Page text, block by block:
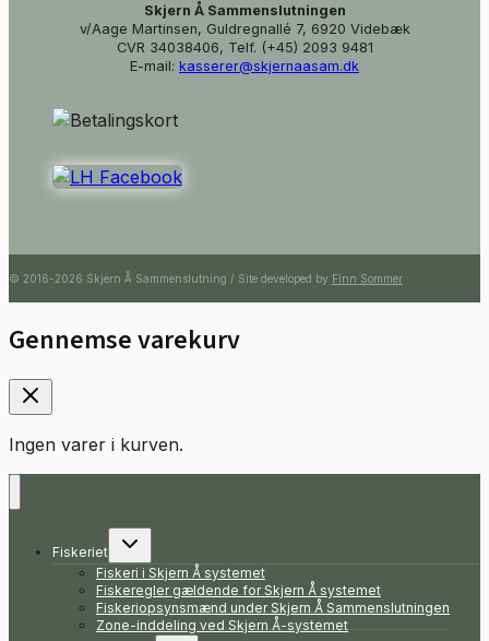
Skjern Å Sammenslutningen
v/Aage Martinsen, Guldregnallé 7, 6920 Videbæk
CVR 34038406, Telf. (+45) 2093 9481
E-mail: kasserer@skjernaasam.dk
© 2016-2026 Skjern Å Sammenslutning / Site developed by Finn Sommer
Gennemse varekurv
Ingen varer i kurven.
Fiskeriet
Skift
Fiskeri i Skjern Å systemet
Fiskeregler gældende for Skjern Å systemet
Fiskeriopsynsmænd under Skjern Å Sammenslutningen
Zone-inddeling ved Skjern Å-systemet